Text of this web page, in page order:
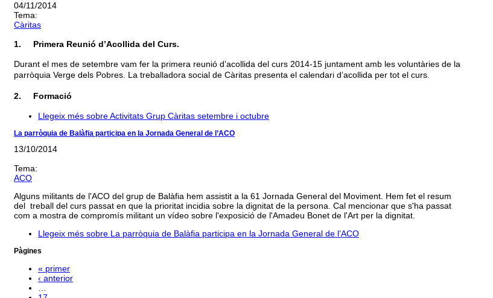
04/11/2014
Tema:
Càritas
1. Primera Reunió d’Acollida del Curs.
Durant el mes de setembre vam fer la primera reunió d’acollida del curs 2014-15 juntament amb les voluntàries de la
parròquia Verge dels Pobres. La treballadora social de Càritas presenta el calendari d’acollida per tot el curs.
2. Formació
Llegeix més sobre Activitats Grup Càritas setembre i octubre
La parròquia de Balàfia participa en la Jornada General de l’ACO
13/10/2014
Tema:
ACO
Alguns militants de l'ACO del grup de Balàfia hem assistit a la 61 Jornada General del Moviment. Hem fet el resum
del treball del curs passat en que la prioritat incidia sobre la dignitat de la persona. Cal mencionar que s'ha passat
com a mostra de compromís militant un vídeo sobre l'exposició de l'Amadeu Bonet de l'Art per la dignitat.
Llegeix més sobre La parròquia de Balàfia participa en la Jornada General de l’ACO
Pàgines
« primer
‹ anterior